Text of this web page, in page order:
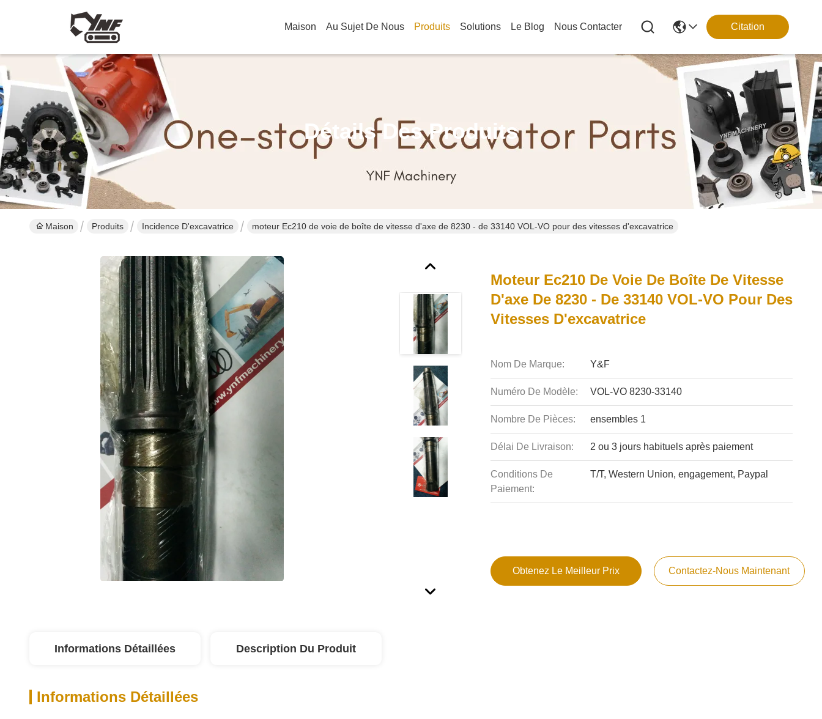
Maison Au Sujet De Nous Produits Solutions Le Blog Nous Contacter Citation
Détails Des Produits
Maison Produits Incidence D'excavatrice moteur Ec210 de voie de boîte de vitesse d'axe de 8230 - de 33140 VOL-VO pour des vitesses d'excavatrice
Moteur Ec210 De Voie De Boîte De Vitesse
D'axe De 8230 - De 33140 VOL-VO Pour Des
Vitesses D'excavatrice
Nom De Marque: Y&F
Numéro De Modèle: VOL-VO 8230-33140
Nombre De Pièces: ensembles 1
Délai De Livraison: 2 ou 3 jours habituels après paiement
Conditions De
Paiement:
T/T, Western Union, engagement, Paypal
Obtenez Le Meilleur Prix Contactez-Nous Maintenant
Informations Détaillées Description Du Produit
Informations Détaillées